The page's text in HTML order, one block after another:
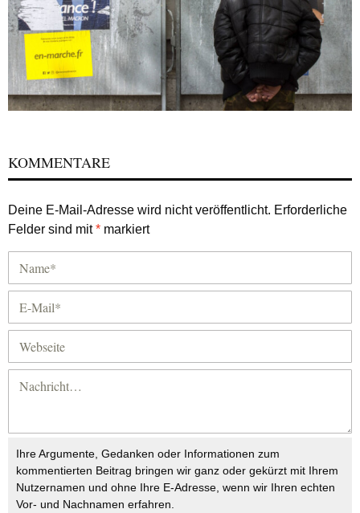
KOMMENTARE
Deine E-Mail-Adresse wird nicht veröffentlicht. Erforderliche
Felder sind mit* markiert
Ihre Argumente, Gedanken oder Informationen zum
kommentierten Beitrag bringen wir ganz oder gekürzt mit Ihrem
Nutzernamen und ohne Ihre E-Adresse, wenn wir Ihren echten
Vor- und Nachnamen erfahren.